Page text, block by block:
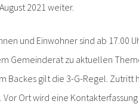
2021 weiter.
und Einwohner sind ab 17.00
Gemeinderat zu aktuellen
Backes gilt die 3-G-Regel.
Vor Ort wird eine